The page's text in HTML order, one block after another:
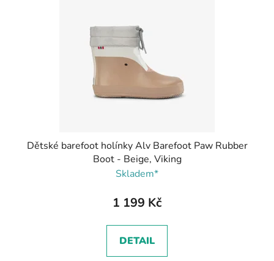
Dětské barefoot holínky Alv Barefoot Paw Rubber
Boot - Beige, Viking
Skladem*
1 199 Kč
DETAIL